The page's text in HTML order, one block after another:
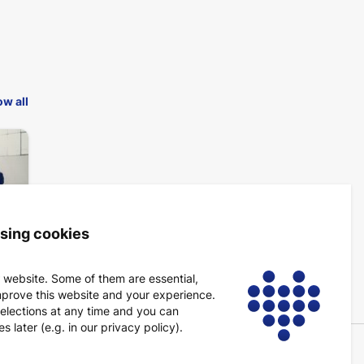
all
cookies
Some of them are essential,
this website and your experience.
at any time and you can
later (e.g. in our privacy policy).